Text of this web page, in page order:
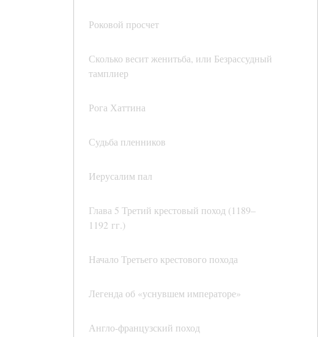
Роковой просчет
Сколько весит женитьба, или Безрассудный
тамплиер
Рога Хаттина
Судьба пленников
Иерусалим пал
Глава 5 Третий крестовый поход (1189–
1192 гг.)
Начало Третьего крестового похода
Легенда об «уснувшем императоре»
Англо-французский поход